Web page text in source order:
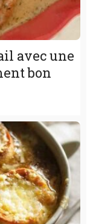
avec une
bon